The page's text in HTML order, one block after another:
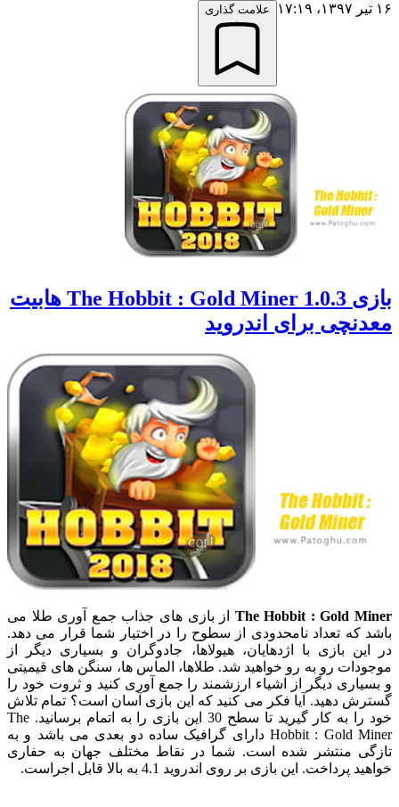
۱۶ تیر ۱۳۹۷،‏ ۱۷:۱۹
علامت گذاری
بازی The Hobbit : Gold Miner 1.0.3 هابیت
معدنچی برای اندروید
The Hobbit : Gold Miner از بازی های جذاب جمع آوری طلا می
باشد که تعداد نامحدودی از سطوح را در اختیار شما قرار می دهد.
در این بازی با اژدهایان، هیولاها، جادوگران و بسیاری دیگر از
موجودات رو به رو خواهید شد. طلاها، الماس ها، سنگن های قیمیتی
و بسیاری دیگر از اشیاء ارزشمند را جمع آوری کنید و ثروت خود را
گسترش دهید. آیا فکر می کنید که این بازی آسان است؟ تمام تلاش
خود را به کار گیرید تا سطح 30 این بازی را به اتمام برسانید. The
Hobbit : Gold Miner دارای گرافیک ساده دو بعدی می باشد و به
تازگی منتشر شده است. شما در نقاط مختلف جهان به حفاری
خواهید پرداخت. این بازی بر روی اندروید 4.1 به بالا قابل اجراست.